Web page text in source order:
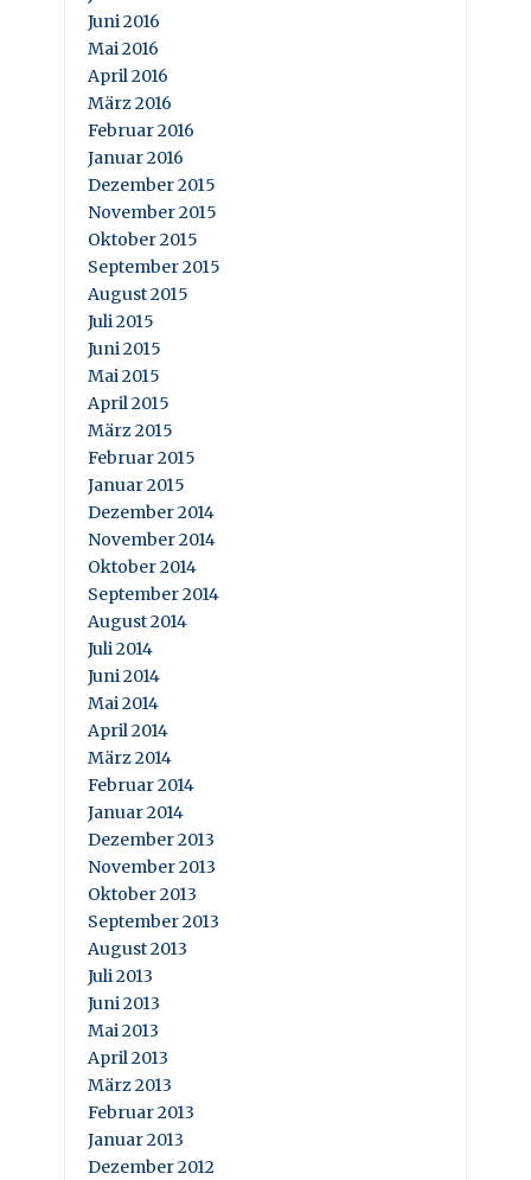
Juni 2016
Mai 2016
April 2016
März 2016
Februar 2016
Januar 2016
Dezember 2015
November 2015
Oktober 2015
September 2015
August 2015
Juli 2015
Juni 2015
Mai 2015
April 2015
März 2015
Februar 2015
Januar 2015
Dezember 2014
November 2014
Oktober 2014
September 2014
August 2014
Juli 2014
Juni 2014
Mai 2014
April 2014
März 2014
Februar 2014
Januar 2014
Dezember 2013
November 2013
Oktober 2013
September 2013
August 2013
Juli 2013
Juni 2013
Mai 2013
April 2013
März 2013
Februar 2013
Januar 2013
Dezember 2012